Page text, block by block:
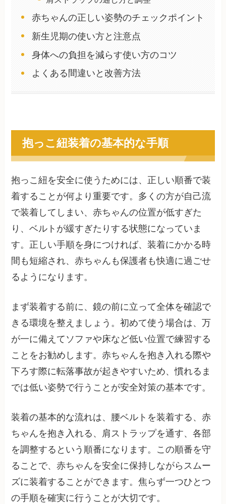
赤ちゃんの正しい姿勢のチェックポイント
新生児期の使い方と注意点
身体への負担を減らす使い方のコツ
よくある間違いと改善方法
抱っこ紐装着の基本的な手順
抱っこ紐を安全に使うためには、正しい順番で装
着することが何より重要です。多くの方が自己流
で装着してしまい、赤ちゃんの位置が低すぎた
り、ベルトが緩すぎたりする状態になっていま
す。正しい手順を身につければ、装着にかかる時
間も短縮され、赤ちゃんも保護者も快適に過ごせ
るようになります。
まず装着する前に、鏡の前に立って全体を確認で
きる環境を整えましょう。初めて使う場合は、万
が一に備えてソファや床など低い位置で練習する
ことをお勧めします。赤ちゃんを抱き入れる際や
下ろす際に転落事故が起きやすいため、慣れるま
では低い姿勢で行うことが安全対策の基本です。
装着の基本的な流れは、腰ベルトを装着する、赤
ちゃんを抱き入れる、肩ストラップを通す、各部
を調整するという順番になります。この順番を守
ることで、赤ちゃんを安全に保持しながらスムー
ズに装着することができます。焦らず一つひとつ
の手順を確実に行うことが大切です。